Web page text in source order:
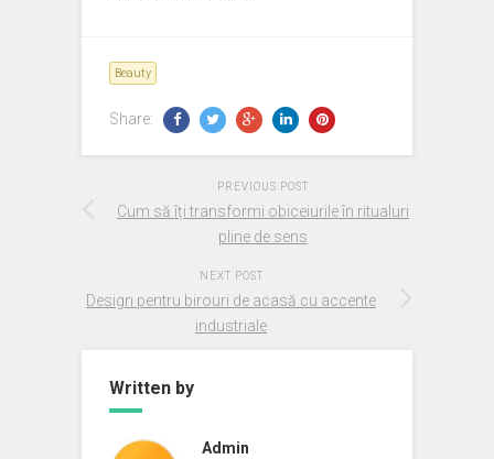
Beauty
Share:
PREVIOUS POST
Cum să îți transformi obiceiurile în ritualuri
pline de sens
NEXT POST
Design pentru birouri de acasă cu accente
industriale
Written by
Admin